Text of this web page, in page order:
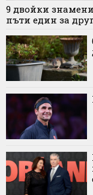
9 двойки
пъти един за